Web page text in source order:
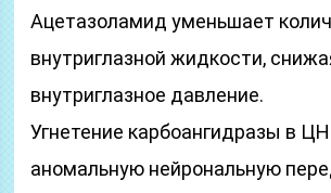
Ацетазоламид уменьшает
внутриглазной жидкости,
внутриглазное давление.
Угнетение карбоангидразы в
аномальную нейрональную